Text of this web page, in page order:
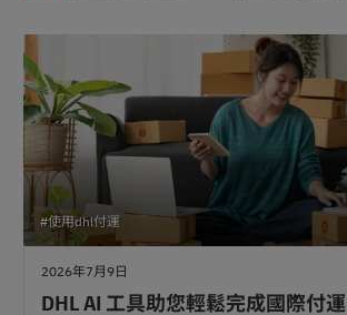
#使用dhl付運
2026年7月9日
DHL AI 工具助您輕鬆完成國際付運